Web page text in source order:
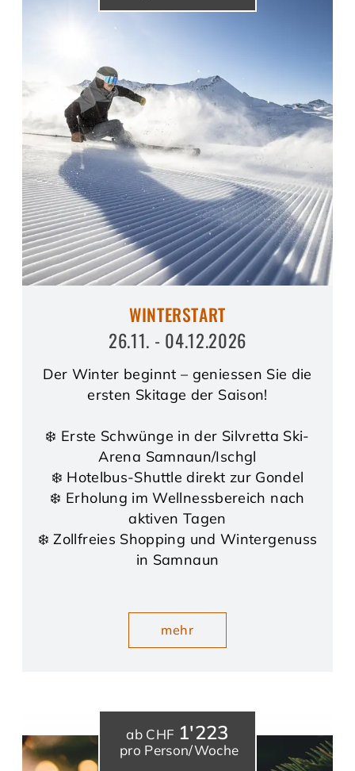
WINTERSTART
26.11. - 04.12.2026
Der Winter beginnt – geniessen Sie die
ersten Skitage der Saison!
❄️ Erste Schwünge in der Silvretta Ski-
Arena Samnaun/Ischgl
❄️ Hotelbus-Shuttle direkt zur Gondel
❄️ Erholung im Wellnessbereich nach
aktiven Tagen
❄️ Zollfreies Shopping und Wintergenuss
in Samnaun
mehr
ab CHF 1'223
pro Person/Woche